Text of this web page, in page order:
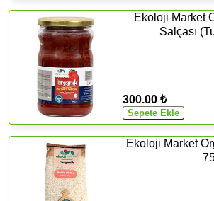
Ekoloji Market
Salçası
300.00 ₺
Ekoloji Market